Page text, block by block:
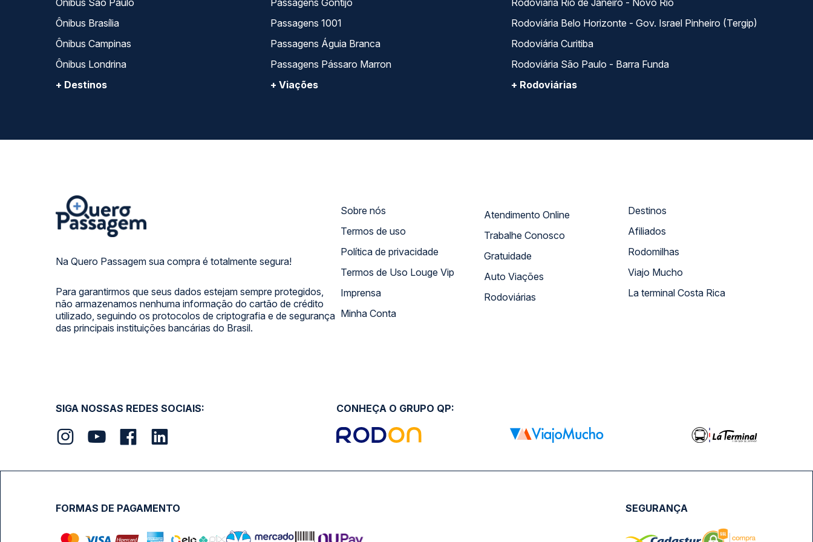
Ônibus São Paulo
Ônibus Brasília
Ônibus Campinas
Ônibus Londrina
+ Destinos
Passagens Gontijo
Passagens 1001
Passagens Águia Branca
Passagens Pássaro Marron
+ Viações
Rodoviária Rio de Janeiro - Novo Rio
Rodoviária Belo Horizonte - Gov. Israel Pinheiro (Tergip)
Rodoviária Curitiba
Rodoviária São Paulo - Barra Funda
+ Rodoviárias
Na Quero Passagem sua compra é totalmente segura!
Para garantirmos que seus dados estejam sempre protegidos,
não armazenamos nenhuma informação do cartão de crédito
utilizado, seguindo os protocolos de criptografia e de segurança
das principais instituições bancárias do Brasil.
Sobre nós
Termos de uso
Política de privacidade
Termos de Uso Louge Vip
Imprensa
Minha Conta
Atendimento Online
Trabalhe Conosco
Gratuidade
Auto Viações
Rodoviárias
Destinos
Afiliados
Rodomilhas
Viajo Mucho
La terminal Costa Rica
SIGA NOSSAS REDES SOCIAIS: CONHEÇA O GRUPO QP:
FORMAS DE PAGAMENTO SEGURANÇA